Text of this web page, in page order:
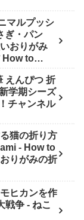
マルプッシ
ぎ・パン
おりがみ
ラクター折
えんぴつ 折
学期シーズ
チャンネル
猫の折り方
- How to
りがみの折
ヒカンを作
戦争 - ねこ